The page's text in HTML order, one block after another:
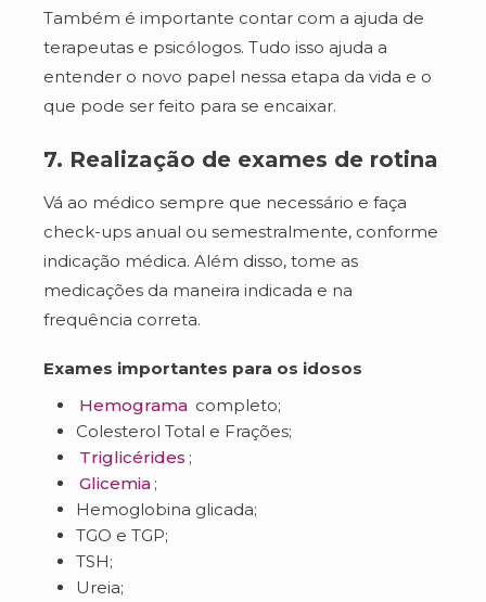
Também é importante contar com a ajuda de
terapeutas e psicólogos. Tudo isso ajuda a
entender o novo papel nessa etapa da vida e o
que pode ser feito para se encaixar.
7. Realização de exames de rotina
Vá ao médico sempre que necessário e faça
check-ups anual ou semestralmente, conforme
indicação médica. Além disso, tome as
medicações da maneira indicada e na
frequência correta.
Exames importantes para os idosos
Hemograma completo;
Colesterol Total e Frações;
Triglicérides ;
Glicemia ;
Hemoglobina glicada;
TGO e TGP;
TSH;
Ureia;